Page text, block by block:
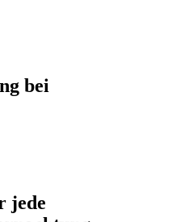
bei
jede